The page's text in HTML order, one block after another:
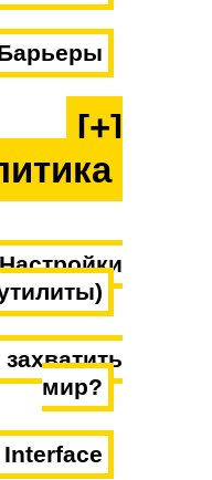
[+]
захватить
мир?
Interface